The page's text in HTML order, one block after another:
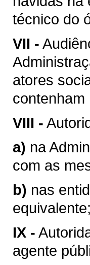
técnico do
VII -
atores
contenham
VIII -
a) na
com as
b) nas
equivalente;
IX -
agente